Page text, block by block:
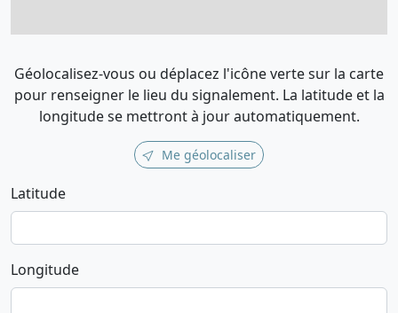
Géolocalisez-vous ou déplacez l'icône verte sur la carte
pour renseigner le lieu du signalement. La latitude et la
longitude se mettront à jour automatiquement.
Me géolocaliser
Latitude
Longitude